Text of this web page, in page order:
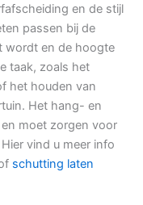
en de stijl
passen bij de
wordt en de hoogte
taak, zoals het
het houden van
Het hang- en
moet zorgen voor
vind u meer info
schutting laten